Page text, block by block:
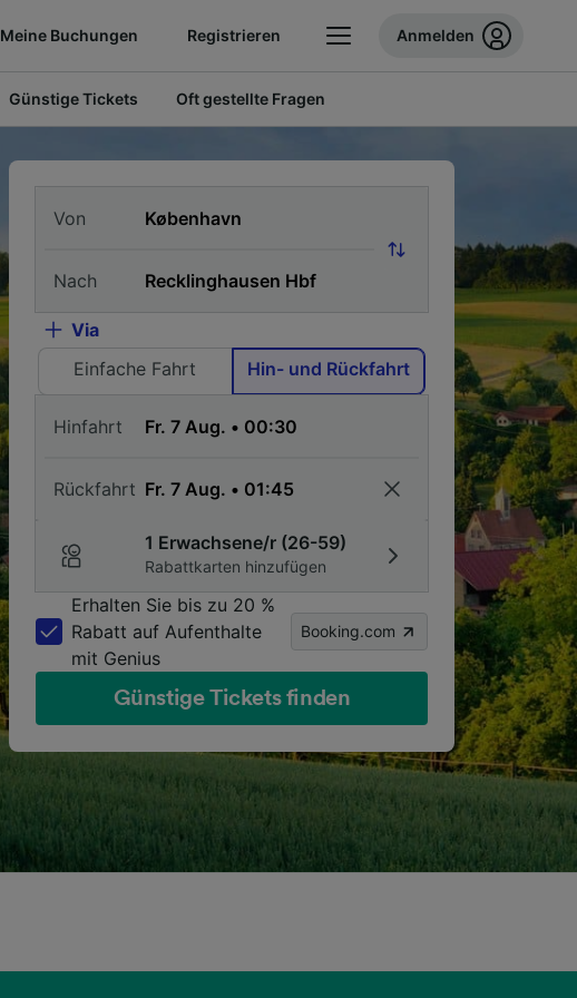
Meine Buchungen Registrieren Anmelden
Günstige Tickets Oft gestellte Fragen
Von
Nach
Via
Einfache Fahrt
Hin- und Rückfahrt
Hinfahrt
Rückfahrt
1 Erwachsene/r (26-59)
Rabattkarten hinzufügen
Erhalten Sie bis zu 20 %
Rabatt auf Aufenthalte
mit Genius
Booking.com
Günstige Tickets finden